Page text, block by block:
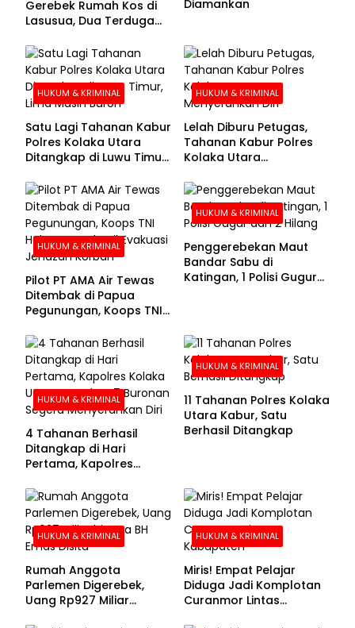
Gerebek Rumah Kos di
Lasusua, Dua Terduga
Diamankan
HUKUM & KRIMINAL
Satu Lagi Tahanan Kabur
Polres Kolaka Utara
Ditangkap di Luwu Timur,
HUKUM & KRIMINAL
Lelah Diburu Petugas,
Tahanan Kabur Polres
Kolaka Utara
HUKUM & KRIMINAL
Pilot PT AMA Air Tewas
Ditembak di Papua
Pegunungan, Koops TNI
Evakuasi Jenazah
Korban
HUKUM & KRIMINAL
Penggerebekan Maut
Bandar Sabu di
Katingan, 1 Polisi Gugur
HUKUM & KRIMINAL
4 Tahanan Berhasil
Ditangkap di Hari
Pertama, Kapolres
Buronan Segera
Menyerahkan Diri
HUKUM & KRIMINAL
11 Tahanan Polres Kolaka
Utara Kabur, Satu
Berhasil Ditangkap
HUKUM & KRIMINAL
Rumah Anggota
Parlemen Digerebek,
Uang Rp927 Miliar
HUKUM & KRIMINAL
Miris! Empat Pelajar
Diduga Jadi Komplotan
Curanmor Lintas